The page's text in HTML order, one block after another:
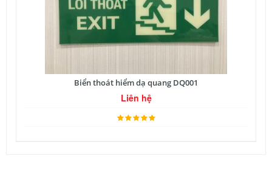
Biển thoát hiểm dạ quang DQ001
Liên hệ